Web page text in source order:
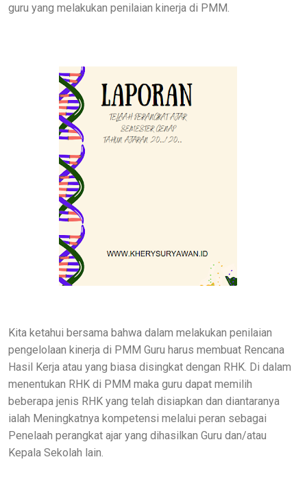
guru yang melakukan penilaian kinerja di PMM.
Kita ketahui bersama bahwa dalam melakukan penilaian
pengelolaan kinerja di PMM Guru harus membuat Rencana
Hasil Kerja atau yang biasa disingkat dengan RHK. Di dalam
menentukan RHK di PMM maka guru dapat memilih
beberapa jenis RHK yang telah disiapkan dan diantaranya
ialah Meningkatnya kompetensi melalui peran sebagai
Penelaah perangkat ajar yang dihasilkan Guru dan/atau
Kepala Sekolah lain.